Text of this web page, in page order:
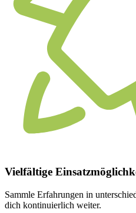
Vielfältige
Sammle Erfahrungen in
dich kontinuierlich weiter.